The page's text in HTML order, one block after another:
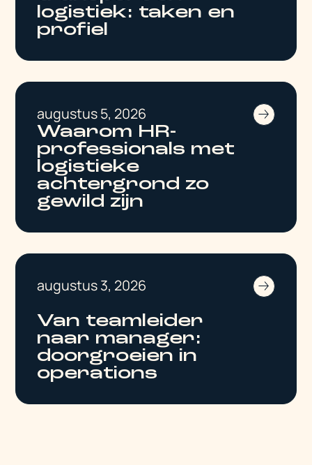
logistiek: taken en
profiel
augustus 5, 2026
Waarom HR-
professionals met
logistieke
achtergrond zo
gewild zijn
augustus 3, 2026
Van teamleider
naar manager:
doorgroeien in
operations